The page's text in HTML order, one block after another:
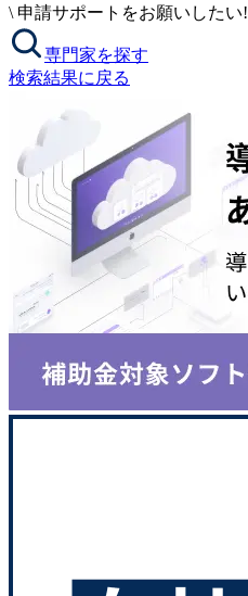
\ 申請サポートをお願いしたい!
専門家を探す
検索結果に戻る